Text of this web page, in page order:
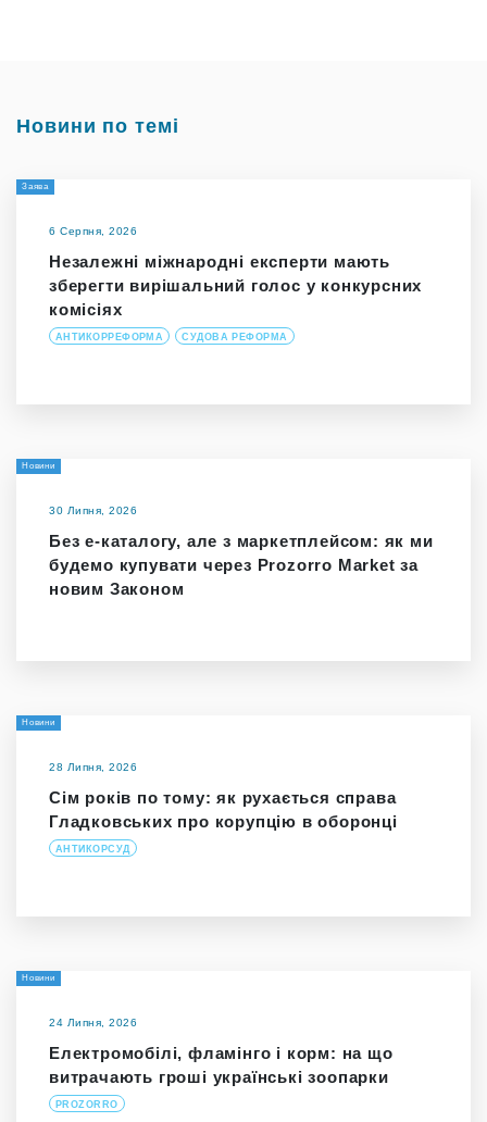
Новини по темі
Заява
6 Серпня, 2026
Незалежні міжнародні експерти мають
зберегти вирішальний голос у конкурсних
комісіях
АНТИКОРРЕФОРМА СУДОВА РЕФОРМА
Новини
30 Липня, 2026
Без е-каталогу, але з маркетплейсом: як ми
будемо купувати через Prozorro Market за
новим Законом
Новини
28 Липня, 2026
Сім років по тому: як рухається справа
Гладковських про корупцію в оборонці
АНТИКОРСУД
Новини
24 Липня, 2026
Електромобілі, фламінго і корм: на що
витрачають гроші українські зоопарки
PROZORRO